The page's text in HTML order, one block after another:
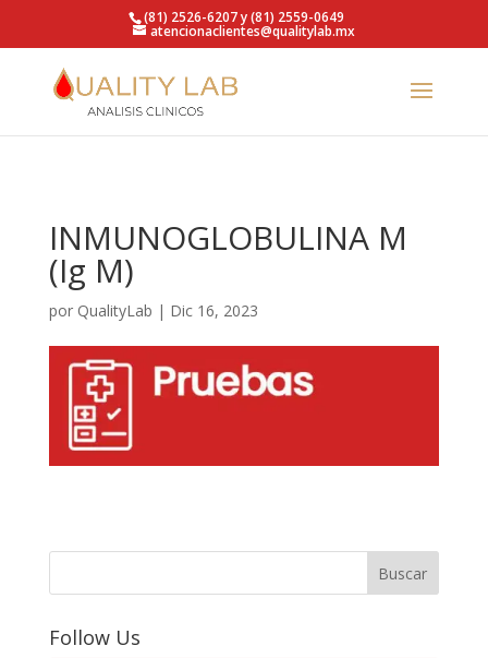
https://qualitylab.mx/(81) 2526-6207 y (81) 2559-0649
atencionaclientes@qualitylab.mx
INMUNOGLOBULINA M
(Ig M)
por QualityLab | Dic 16, 2023
Buscar
Follow Us